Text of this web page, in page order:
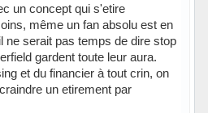
un concept qui s'etire
même un fan absolu est en
ne serait pas temps de dire stop
gardent toute leur aura.
et du financier à tout crin, on
un etirement par